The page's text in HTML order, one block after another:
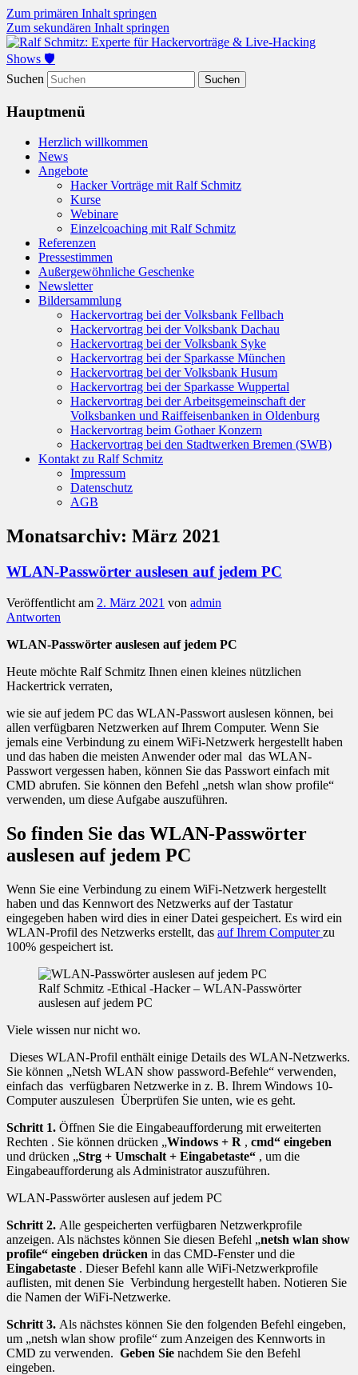
Zum primären Inhalt springen
Zum sekundären Inhalt springen
Ralf Schmitz: Experte für
Hackervorträge & Live-
Hacking Shows 🛡️
Hacker-Vorträge, Tauchen Sie ein in die
Welt der Cybersicherheit mit Ralf
Schmitz. Erleben Sie Live-Hacking,
gewinnen Sie wertvolle Einblicke &
schützen Sie sich effektiv.
Suchen
Hauptmenü
Herzlich willkommen
News
Angebote
Hacker Vorträge mit Ralf Schmitz
Kurse
Webinare
Einzelcoaching mit Ralf Schmitz
Referenzen
Pressestimmen
Außergewöhnliche Geschenke
Newsletter
Bildersammlung
Hackervortrag bei der Volksbank Fellbach
Hackervortrag bei der Volksbank Dachau
Hackervortrag bei der Volksbank Syke
Hackervortrag bei der Sparkasse München
Hackervortrag bei der Volksbank Husum
Hackervortrag bei der Sparkasse Wuppertal
Hackervortrag bei der Arbeitsgemeinschaft der
Volksbanken und Raiffeisenbanken in Oldenburg
Hackervortrag beim Gothaer Konzern
Hackervortrag bei den Stadtwerken Bremen (SWB)
Kontakt zu Ralf Schmitz
Impressum
Datenschutz
AGB
Monatsarchiv: März 2021
WLAN-Passwörter auslesen auf jedem PC
Veröffentlicht am 2. März 2021 von admin
Antworten
WLAN-Passwörter auslesen auf jedem PC
Heute möchte Ralf Schmitz Ihnen einen kleines nützlichen
Hackertrick verraten,
wie sie auf jedem PC das WLAN-Passwort auslesen können, bei
allen verfügbaren Netzwerken auf Ihrem Computer. Wenn Sie
jemals eine Verbindung zu einem WiFi-Netzwerk hergestellt haben
und das haben die meisten Anwender oder mal das WLAN-
Passwort vergessen haben, können Sie das Passwort einfach mit
CMD abrufen. Sie können den Befehl „netsh wlan show profile“
verwenden, um diese Aufgabe auszuführen.
So finden Sie das WLAN-Passwörter
auslesen auf jedem PC
Wenn Sie eine Verbindung zu einem WiFi-Netzwerk hergestellt
haben und das Kennwort des Netzwerks auf der Tastatur
eingegeben haben wird dies in einer Datei gespeichert. Es wird ein
WLAN-Profil des Netzwerks erstellt, das auf Ihrem Computerzu
100% gespeichert ist.
Ralf Schmitz -Ethical -Hacker – WLAN-Passwörter
auslesen auf jedem PC
Viele wissen nur nicht wo.
Dieses WLAN-Profil enthält einige Details des WLAN-Netzwerks.
Sie können „Netsh WLAN show password-Befehle“ verwenden,
einfach das verfügbaren Netzwerke in z. B. Ihrem Windows 10-
Computer auszulesen Überprüfen Sie unten, wie es geht.
Schritt 1. Öffnen Sie die Eingabeaufforderung mit erweiterten
Rechten . Sie können drücken „Windows + R , cmd“ eingeben
und drücken „Strg + Umschalt + Eingabetaste“ , um die
Eingabeaufforderung als Administrator auszuführen.
WLAN-Passwörter auslesen auf jedem PC
Schritt 2. Alle gespeicherten verfügbaren Netzwerkprofile
anzeigen. Als nächstes können Sie diesen Befehl „netsh wlan show
profile“ eingeben drücken in das CMD-Fenster und die
Eingabetaste . Dieser Befehl kann alle WiFi-Netzwerkprofile
auflisten, mit denen Sie Verbindung hergestellt haben. Notieren Sie
die Namen der WiFi-Netzwerke.
Schritt 3. Als nächstes können Sie den folgenden Befehl eingeben,
um „netsh wlan show profile“ zum Anzeigen des Kennworts in
CMD zu verwenden. Geben Sie nachdem Sie den Befehl
eingeben.